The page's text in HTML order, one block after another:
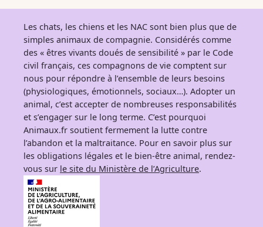
Les chats, les chiens et les NAC sont bien plus que de
simples animaux de compagnie. Considérés comme
des « êtres vivants doués de sensibilité » par le Code
civil français, ces compagnons de vie comptent sur
nous pour répondre à l’ensemble de leurs besoins
(physiologiques, émotionnels, sociaux…). Adopter un
animal, c’est accepter de nombreuses responsabilités
et s’engager sur le long terme. C’est pourquoi
Animaux.fr soutient fermement la lutte contre
l’abandon et la maltraitance. Pour en savoir plus sur
les obligations légales et le bien-être animal, rendez-
vous sur le site du Ministère de l’Agriculture.